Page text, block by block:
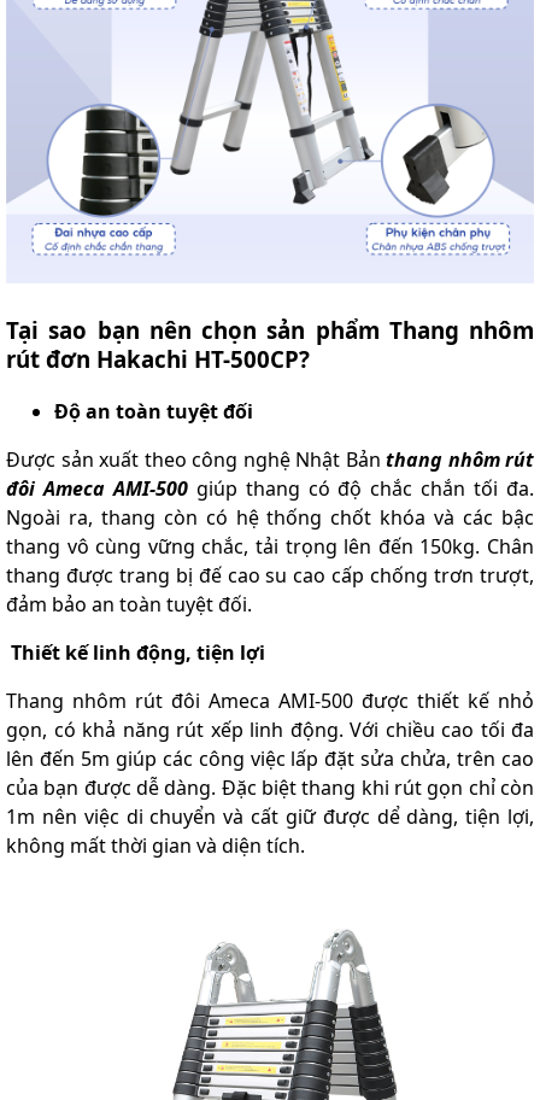
Tại sao bạn nên chọn sản phẩm Thang nhôm
rút đơn Hakachi HT-500CP?
Độ an toàn tuyệt đối
Được sản xuất theo công nghệ Nhật Bản thang nhôm rút
đôi Ameca AMI-500 giúp thang có độ chắc chắn tối đa.
Ngoài ra, thang còn có hệ thống chốt khóa và các bậc
thang vô cùng vững chắc, tải trọng lên đến 150kg. Chân
thang được trang bị đế cao su cao cấp chống trơn trượt,
đảm bảo an toàn tuyệt đối.
Thiết kế linh động, tiện lợi
Thang nhôm rút đôi Ameca AMI-500 được thiết kế nhỏ
gọn, có khả năng rút xếp linh động. Với chiều cao tối đa
lên đến 5m giúp các công việc lấp đặt sửa chửa, trên cao
của bạn được dễ dàng. Đặc biệt thang khi rút gọn chỉ còn
1m nên việc di chuyển và cất giữ được dể dàng, tiện lợi,
không mất thời gian và diện tích.